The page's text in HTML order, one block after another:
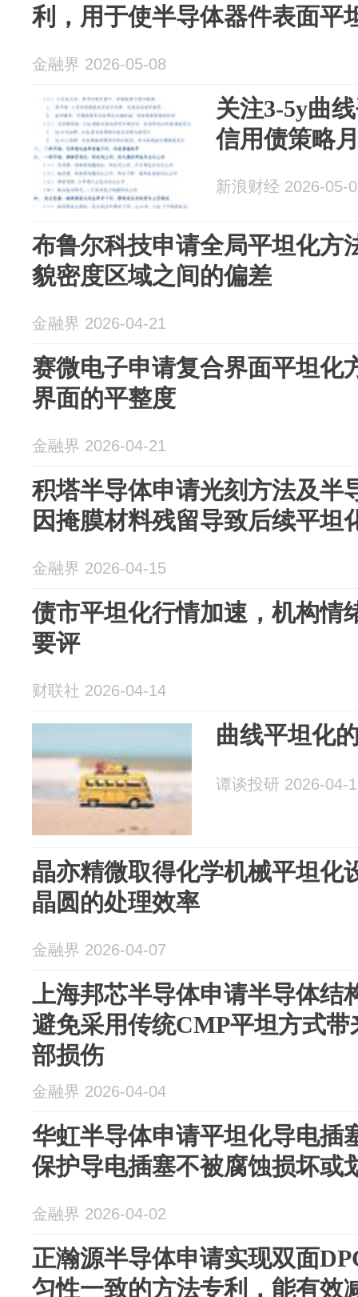
利，用于使半导体器件表面平
金融界 2026-05-08
关注3-5y曲
信用债策略
新浪财经 2026-05-
布鲁尔科技申请全局平坦化方
貌密度区域之间的偏差
金融界 2026-04-21
赛微电子申请复合界面平坦化
界面的平整度
金融界 2026-04-21
积塔半导体申请光刻方法及半
因掩膜材料残留导致后续平坦
金融界 2026-04-15
债市平坦化行情加速，机构情
要评
财联社 2026-04-14
曲线平坦化
谭谈投研 2026-04-
晶亦精微取得化学机械平坦化
晶圆的处理效率
金融界 2026-04-07
上海邦芯半导体申请半导体结
避免采用传统CMP平坦方式
部损伤
金融界 2026-04-04
华虹半导体申请平坦化导电插
保护导电插塞不被腐蚀损坏或
金融界 2026-04-02
正瀚源半导体申请实现双面
匀性一致的方法专利，能有效